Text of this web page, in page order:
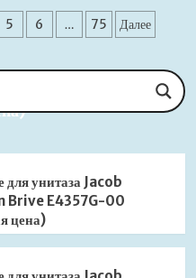
5 6 … 75 Далее
Delafon Brive
для унитаза Jacob
Brive E4357G-00
цена)